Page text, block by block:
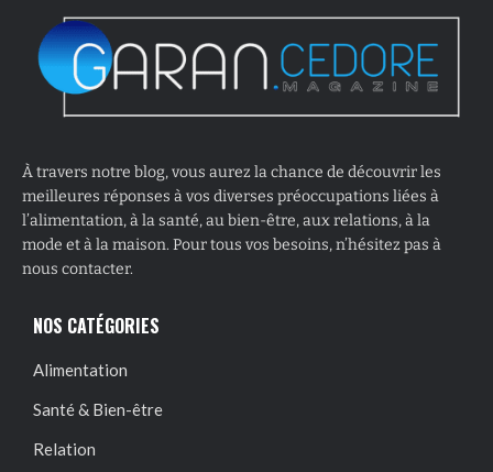
À travers notre blog, vous aurez la chance de découvrir les
meilleures réponses à vos diverses préoccupations liées à
l’alimentation, à la santé, au bien-être, aux relations, à la
mode et à la maison. Pour tous vos besoins, n’hésitez pas à
nous contacter.
NOS CATÉGORIES
Alimentation
Santé & Bien-être
Relation